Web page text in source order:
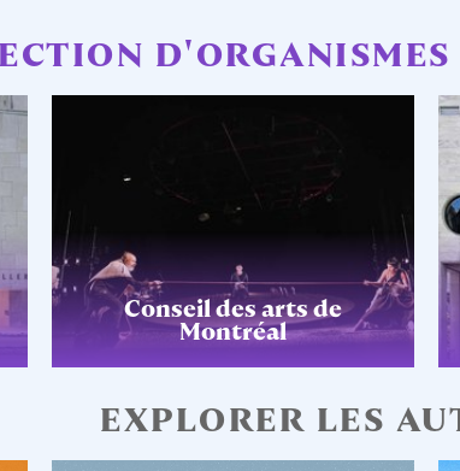
Conseil des arts de
Montréal
EXPLORER LES